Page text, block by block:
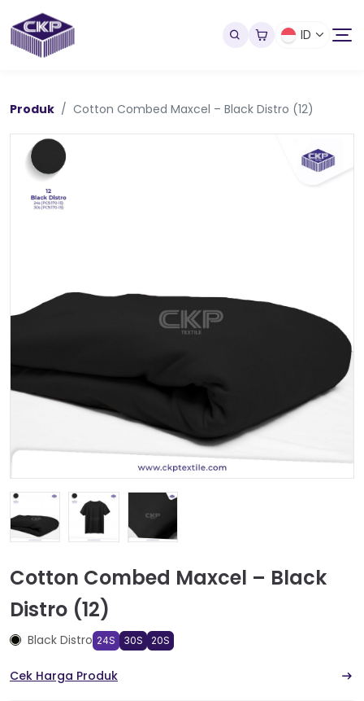
ID
Produk Cotton Combed Maxcel – Black Distro (12)
Cotton Combed Maxcel – Black
Distro (12)
Black Distro 24S 30S 20S
Cek Harga Produk